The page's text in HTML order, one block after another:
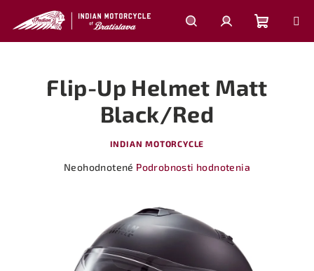
obsah
HľadaťPrihlásenie
košík
Flip-Up Helmet Matt
Black/Red
INDIAN MOTORCYCLE
Priemerné
hviezdičiek.
Neohodnotené Podrobnosti hodnotenia